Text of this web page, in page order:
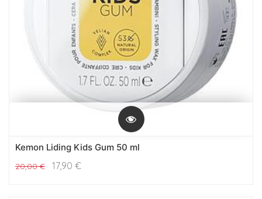
Kemon Liding Kids Gum 50 ml
20,00€ 17,90 €